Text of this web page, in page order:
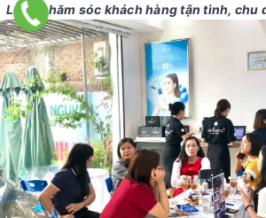
Luôn chăm sóc khách hàng tận tình, chu